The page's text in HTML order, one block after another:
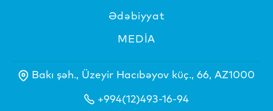
Ədəbiyyat
MEDİA
Bakı şəh., Üzeyir Hacıbəyov küç., 66, AZ1000
+994(12)493-16-94